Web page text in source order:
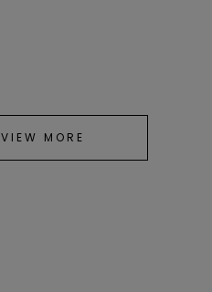
VIEW MORE